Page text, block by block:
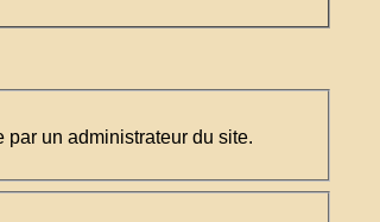
un administrateur du site.